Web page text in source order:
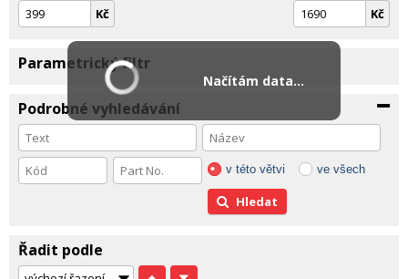
Kč Kč
Parametrický filtr
Podrobné vyhledávání
v této větvi ve všech
Hledat
Řadit podle
Načítám data...